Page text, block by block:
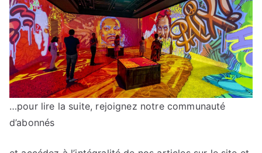
…pour lire la suite, rejoignez notre communauté
d’abonnés